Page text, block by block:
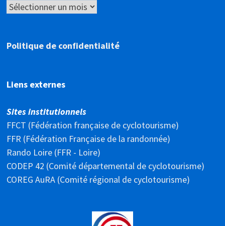
Archives
Politique de confidentialité
Liens externes
Sites institutionnels
FFCT (Fédération française de cyclotourisme)
FFR (Fédération Française de la randonnée)
Rando Loire (FFR - Loire)
CODEP 42 (Comité départemental de cyclotourisme)
COREG AuRA (Comité régional de cyclotourisme)